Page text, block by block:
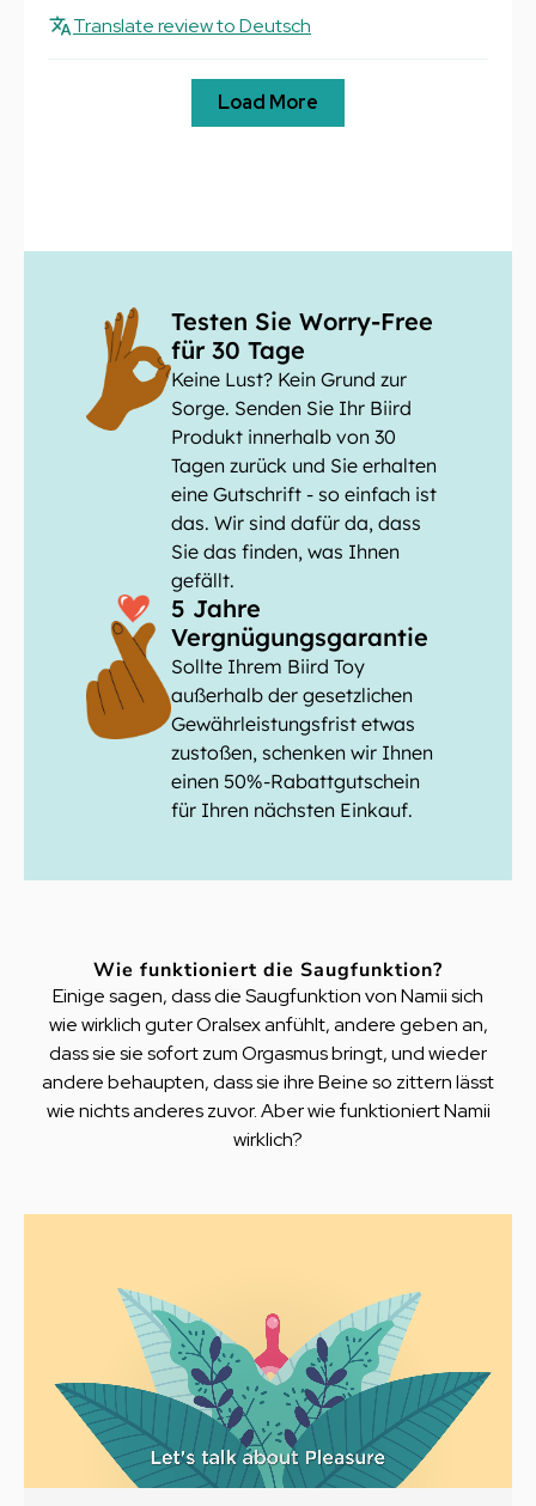
Translate review to Deutsch
Load More
Testen Sie Worry-Free
für 30 Tage
Keine Lust? Kein Grund zur
Sorge. Senden Sie Ihr Biird
Produkt innerhalb von 30
Tagen zurück und Sie erhalten
eine Gutschrift - so einfach ist
das. Wir sind dafür da, dass
Sie das finden, was Ihnen
gefällt.
5 Jahre
Vergnügungsgarantie
Sollte Ihrem Biird Toy
außerhalb der gesetzlichen
Gewährleistungsfrist etwas
zustoßen, schenken wir Ihnen
einen 50%-Rabattgutschein
für Ihren nächsten Einkauf.
Wie funktioniert die Saugfunktion?
Einige sagen, dass die Saugfunktion von Namii sich
wie wirklich guter Oralsex anfühlt, andere geben an,
dass sie sie sofort zum Orgasmus bringt, und wieder
andere behaupten, dass sie ihre Beine so zittern lässt
wie nichts anderes zuvor. Aber wie funktioniert Namii
wirklich?